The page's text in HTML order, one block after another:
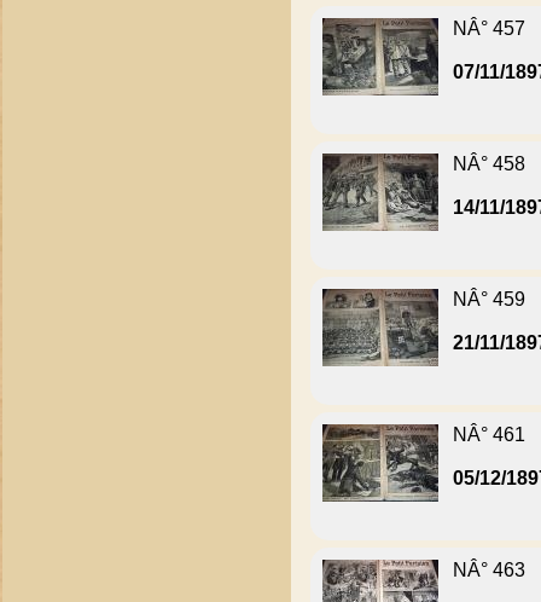
NÂ° 457
07/11/
NÂ° 458
14/11/
NÂ° 459
21/11/
NÂ° 461
05/12/
NÂ° 463